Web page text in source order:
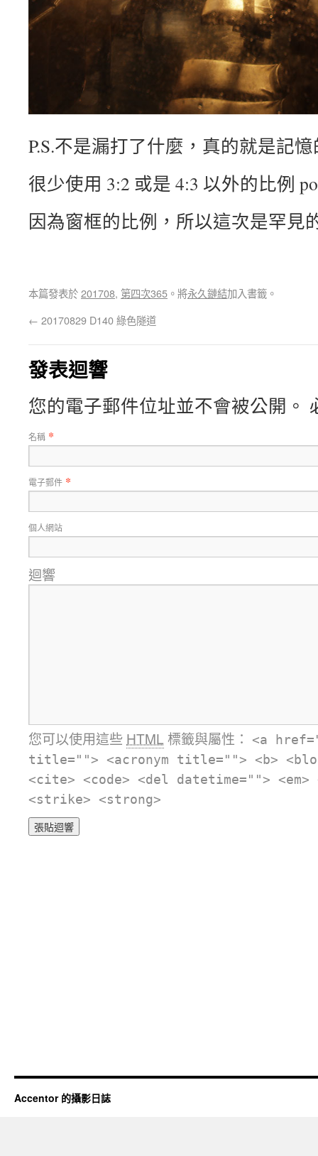
P.S.不是漏打了什麼，真的就是記
很少使用 3:2 或是 4:3 以外的比例
因為窗框的比例，所以這次是罕見
本篇發表於201708, 第四次365 。將永久鏈結加入書籤。
← 20170829 D140 綠色隧道
發表迴響
您的電子郵件位址並不會被公開。
名稱 *
電子郵件 *
個人網站
迴響
您可以使用這些 HTML 標籤與屬性：
<a
title=""> <acronym title=""> <b>
<cite> <code> <del datetime="">
<strike> <strong>
Accentor 的攝影日誌